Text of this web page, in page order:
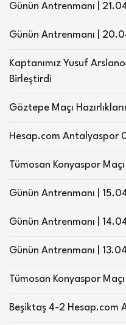
Günün Antrenmanı |
Günün Antrenmanı |
Kaptanımız Yusuf
Birleştirdi
Göztepe Maçı
Hesap.com Antalyaspor
Tümosan Konyaspor Maçı
Günün Antrenmanı |
Günün Antrenmanı |
Günün Antrenmanı |
Tümosan Konyaspor Maçı
Beşiktaş 4-2 Hesap.com